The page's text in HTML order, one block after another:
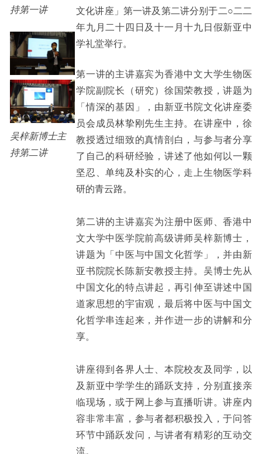
持第一讲
吴梓新博士主
持第二讲
文化讲座」第一讲及第二讲分别于二○二二
年九月二十四日及十一月十九日假新亚中
学礼堂举行。
第一讲的主讲嘉宾为香港中文大学生物医
学院副院长（研究）徐国荣教授，讲题为
「情深的基因」，由新亚书院文化讲座委
员会成员林挚刚先生主持。在讲座中，徐
教授透过细致的真情剖白，与参与者分享
了自己的科研经验，讲述了他如何以一颗
坚忍、单纯及朴实的心，走上生物医学科
研的青云路。
第二讲的主讲嘉宾为注册中医师、香港中
文大学中医学院前高级讲师吴梓新博士，
讲题为「中医与中国文化哲学」，并由新
亚书院院长陈新安教授主持。吴博士先从
中国文化的特点讲起，再引伸至讲述中国
道家思想的宇宙观，最后将中医与中国文
化哲学串连起来，并作进一步的讲解和分
享。
讲座得到各界人士、本院校友及同学，以
及新亚中学学生的踊跃支持，分别直接亲
临现场，或于网上参与直播听讲。讲座内
容非常丰富，参与者都积极投入，于问答
环节中踊跃发问，与讲者有精彩的互动交
流。